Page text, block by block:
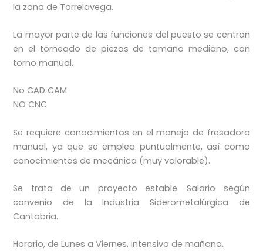
la zona de Torrelavega.
La mayor parte de las funciones del puesto se centran
en el torneado de piezas de tamaño mediano, con
torno manual.
No CAD CAM
NO CNC
Se requiere conocimientos en el manejo de fresadora
manual, ya que se emplea puntualmente, así como
conocimientos de mecánica (muy valorable).
Se trata de un proyecto estable. Salario según
convenio de la Industria Siderometalúrgica de
Cantabria.
Horario, de Lunes a Viernes, intensivo de mañana.